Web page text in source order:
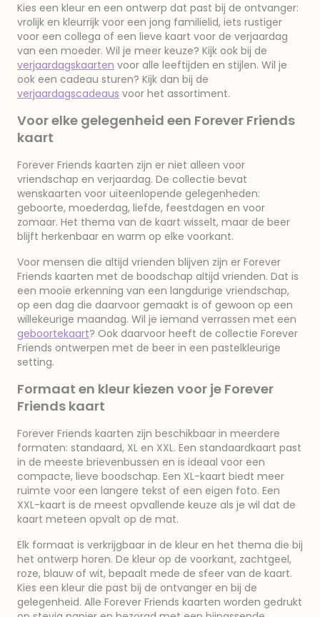
Kies een kleur en een ontwerp dat past bij de ontvanger:
vrolijk en kleurrijk voor een jong familielid, iets rustiger
voor een collega of een lieve kaart voor de verjaardag
van een moeder. Wil je meer keuze? Kijk ook bij de
verjaardagskaarten voor alle leeftijden en stijlen. Wil je
ook een cadeau sturen? Kijk dan bij de
verjaardagscadeaus voor het assortiment.
Voor elke gelegenheid een Forever Friends
kaart
Forever Friends kaarten zijn er niet alleen voor
vriendschap en verjaardag. De collectie bevat
wenskaarten voor uiteenlopende gelegenheden:
geboorte, moederdag, liefde, feestdagen en voor
zomaar. Het thema van de kaart wisselt, maar de beer
blijft herkenbaar en warm op elke voorkant.
Voor mensen die altijd vrienden blijven zijn er Forever
Friends kaarten met de boodschap altijd vrienden. Dat is
een mooie erkenning van een langdurige vriendschap,
op een dag die daarvoor gemaakt is of gewoon op een
willekeurige maandag. Wil je iemand verrassen met een
geboortekaart? Ook daarvoor heeft de collectie Forever
Friends ontwerpen met de beer in een pastelkleurige
setting.
Formaat en kleur kiezen voor je Forever
Friends kaart
Forever Friends kaarten zijn beschikbaar in meerdere
formaten: standaard, XL en XXL. Een standaardkaart past
in de meeste brievenbussen en is ideaal voor een
compacte, lieve boodschap. Een XL-kaart biedt meer
ruimte voor een langere tekst of een eigen foto. Een
XXL-kaart is de meest opvallende keuze als je wil dat de
kaart meteen opvalt op de mat.
Elk formaat is verkrijgbaar in de kleur en het thema die bij
het ontwerp horen. De kleur op de voorkant, zachtgeel,
roze, blauw of wit, bepaalt mede de sfeer van de kaart.
Kies een kleur die past bij de ontvanger en bij de
gelegenheid. Alle Forever Friends kaarten worden gedrukt